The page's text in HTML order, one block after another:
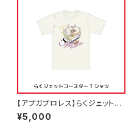
【アプガプロレス】らくジェットコ
ースターTシャツ
¥5,000